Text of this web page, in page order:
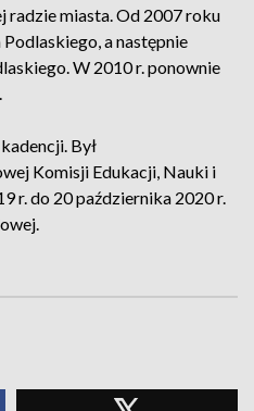
radzie miasta. Od 2007 roku
a następnie
W 2010 r. ponownie
Był
Komisji Edukacji, Nauki i
r. do 20 października 2020 r.